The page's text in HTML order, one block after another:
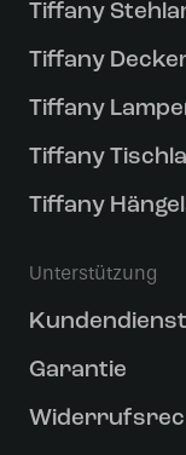
Tiffany
Tiffany
Tiffany
Tiffany
Tiffany
Unterstützung
Kundendienst
Garantie